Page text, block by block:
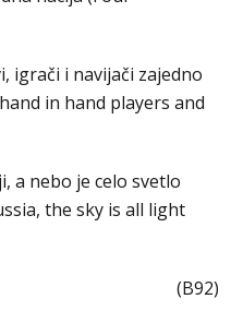
igrači i navijači zajedno
in hand players and
a nebo je celo svetlo
the sky is all light
(B92)